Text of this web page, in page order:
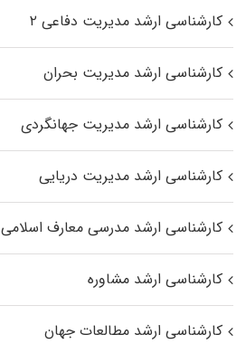
کارشناسی ارشد مدیریت دفاعی ۲
کارشناسی ارشد مدیریت بحران
کارشناسی ارشد مدیریت جهانگردی
کارشناسی ارشد مدیریت دریایی
کارشناسی ارشد مدرسی معارف اسلامی
کارشناسی ارشد مشاوره
کارشناسی ارشد مطالعات جهان